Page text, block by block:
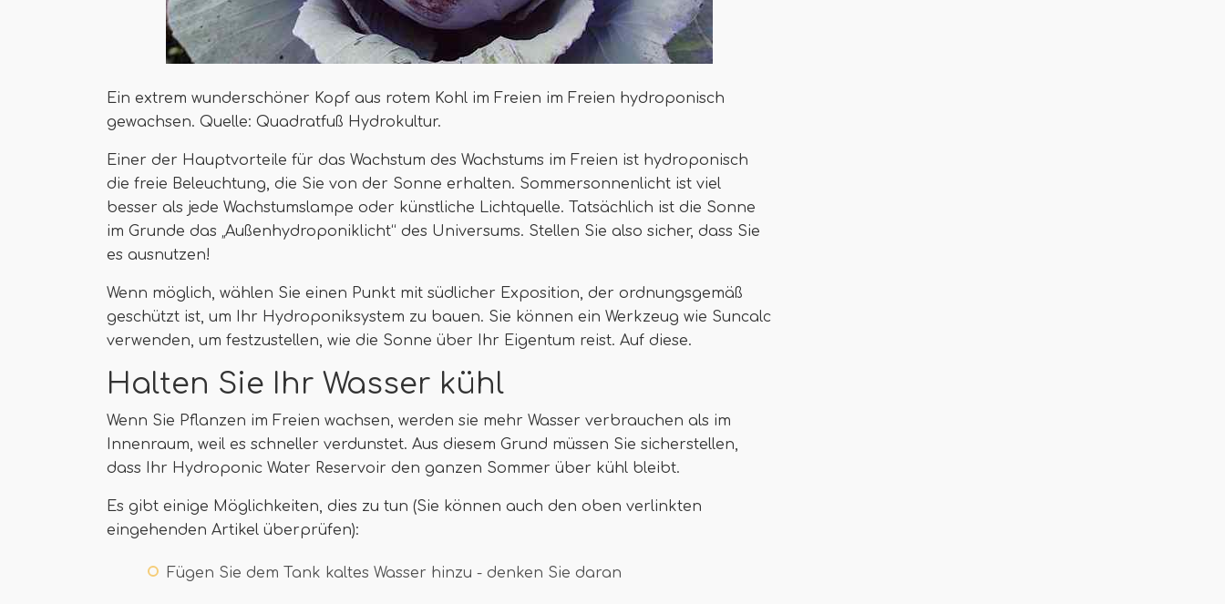
Ein extrem wunderschöner Kopf aus rotem Kohl im Freien im Freien hydroponisch
gewachsen. Quelle: Quadratfuß Hydrokultur.
Einer der Hauptvorteile für das Wachstum des Wachstums im Freien ist hydroponisch
die freie Beleuchtung, die Sie von der Sonne erhalten. Sommersonnenlicht ist viel
besser als jede Wachstumslampe oder künstliche Lichtquelle. Tatsächlich ist die Sonne
im Grunde das „Außenhydroponiklicht“ des Universums. Stellen Sie also sicher, dass Sie
es ausnutzen!
Wenn möglich, wählen Sie einen Punkt mit südlicher Exposition, der ordnungsgemäß
geschützt ist, um Ihr Hydroponiksystem zu bauen. Sie können ein Werkzeug wie Suncalc
verwenden, um festzustellen, wie die Sonne über Ihr Eigentum reist. Auf diese.
Halten Sie Ihr Wasser kühl
Wenn Sie Pflanzen im Freien wachsen, werden sie mehr Wasser verbrauchen als im
Innenraum, weil es schneller verdunstet. Aus diesem Grund müssen Sie sicherstellen,
dass Ihr Hydroponic Water Reservoir den ganzen Sommer über kühl bleibt.
Es gibt einige Möglichkeiten, dies zu tun (Sie können auch den oben verlinkten
eingehenden Artikel überprüfen):
Fügen Sie dem Tank kaltes Wasser hinzu - denken Sie daran